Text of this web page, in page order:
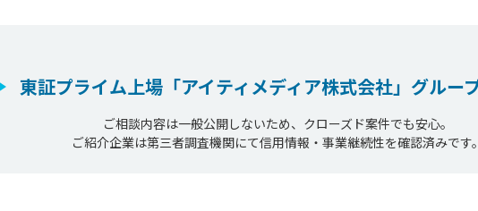
東証プライム上場 「アイティメディア株式会社」 グルー
ご相談内容は一般公開しないため、クローズド案件でも安心。
ご紹介企業は第三者調査機関にて信用情報・事業継続性を確認済みです。